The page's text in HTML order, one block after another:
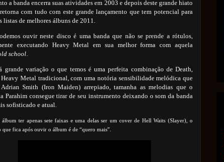
a banda encerra suas atividades em 2003 e depois deste grande hiato
com tudo com este grande lançamento que tem potencial para
listas de melhores álbuns de 2011.
ouvir neste disco é uma banda que não se prende a rótulos,
executando Heavy Metal em sua melhor forma com aquela
school
grande variação o que temos é uma perfeita combinação de Death,
Heavy Metal tradicional, com uma notória sensibilidade melódica que
Smith (Iron Maiden) arrepiado, tamanha as melodias que o
Parahim consegue tirar de seu instrumento deixando o som da banda
sofisticado e atual.
álbum ter apenas sete faixas e uma delas ser um cover de Hell Waits (Slayer), o
que fica após ouvir o álbum é de “quero mais”.